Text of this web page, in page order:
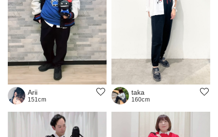
Arii
151cm
taka
160cm